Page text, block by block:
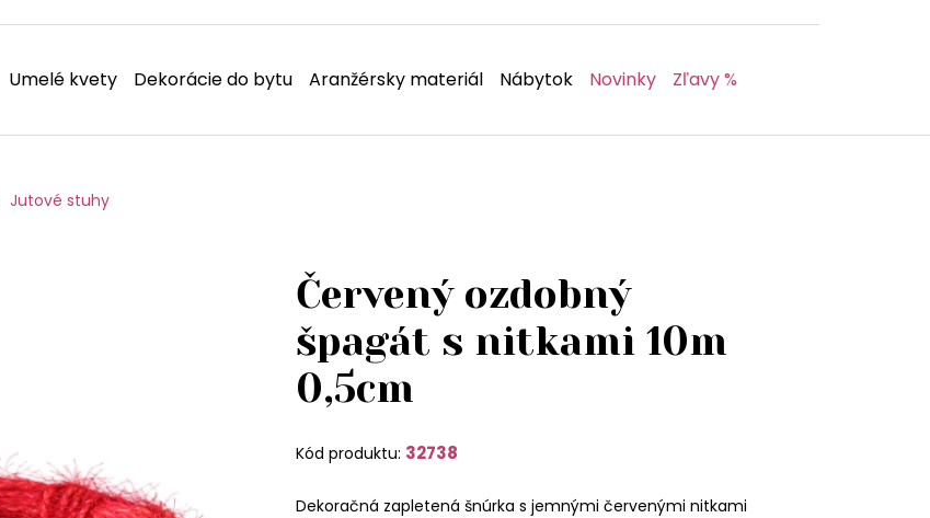
Umelé kvety Dekorácie do bytu Aranžérsky materiál Nábytok Novinky Zľavy %
Jutové stuhy
Červený ozdobný
špagát s nitkami 10m
0,5cm
Kód produktu: 32738
Dekoračná zapletená šnúrka s jemnými červenými nitkami